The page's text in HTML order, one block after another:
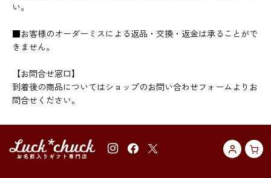
い。
■お客様のオーダーミスによる返品・交換・返金は承ることがで
きません。
【お問合せ窓口】
到着後の商品についてはショップのお問い合わせフォームよりお
問合せください。